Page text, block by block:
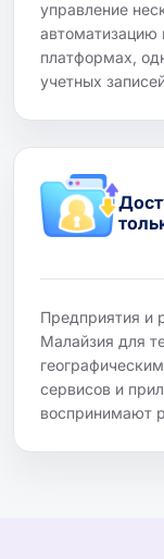
управление
автоматизацию
платформах,
учетных
Предприятия и
Малайзия для
сервисов и
воспринимают